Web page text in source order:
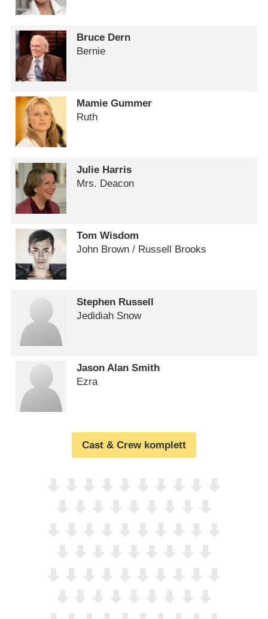
Bruce Dern
Bernie
Mamie Gummer
Ruth
Julie Harris
Mrs. Deacon
Tom Wisdom
John Brown /​ Russell Brooks
Stephen Russell
Jedidiah Snow
Jason Alan Smith
Ezra
Cast & Crew komplett